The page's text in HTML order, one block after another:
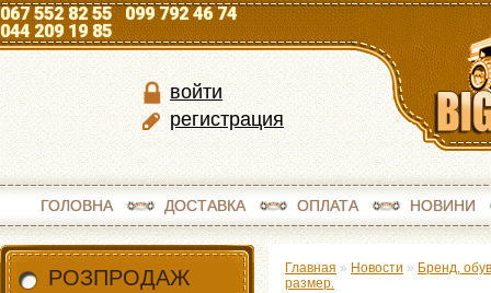
067 552 82 55 099 792 46 74
044 209 19 85
войти
регистрация
ГОЛОВНА ДОСТАВКА ОПЛАТА НОВИНИ
РОЗПРОДАЖ Главная » Новости » Бренд,
размер.